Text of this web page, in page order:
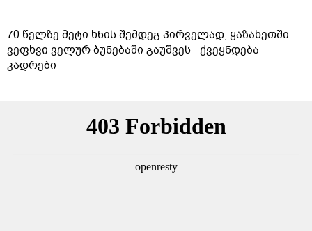
70 წელზე მეტი ხნის შემდეგ პირველად, ყაზახეთში
ვეფხვი ველურ ბუნებაში გაუშვეს - ქვეყნდება
კადრები